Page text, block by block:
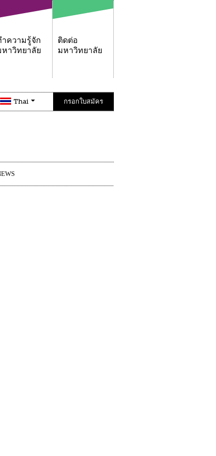
ความรู้จัก
หาวิทยาลัย
ติดต่อ
มหาวิทยาลัย
Thai กรอกใบสมัคร